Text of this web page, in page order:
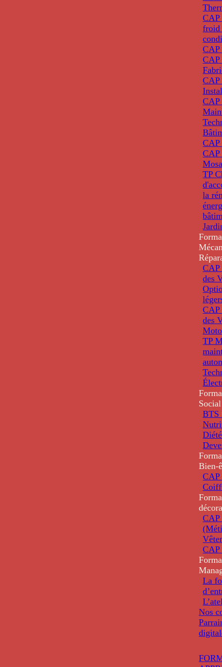
CAP
froid
CAP
CAP
CAP
CAP
CAP
CAP
TP
la
CAP
des
CAP
des
TP
Social
BTS
Bien-
CAP
CAP
CAP
La
Nos